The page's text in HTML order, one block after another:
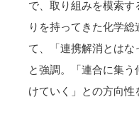
で、取り組みを模索
りを持ってきた化学
て、「連携解消とは
と強調。「連合に集
けていく」との方向性